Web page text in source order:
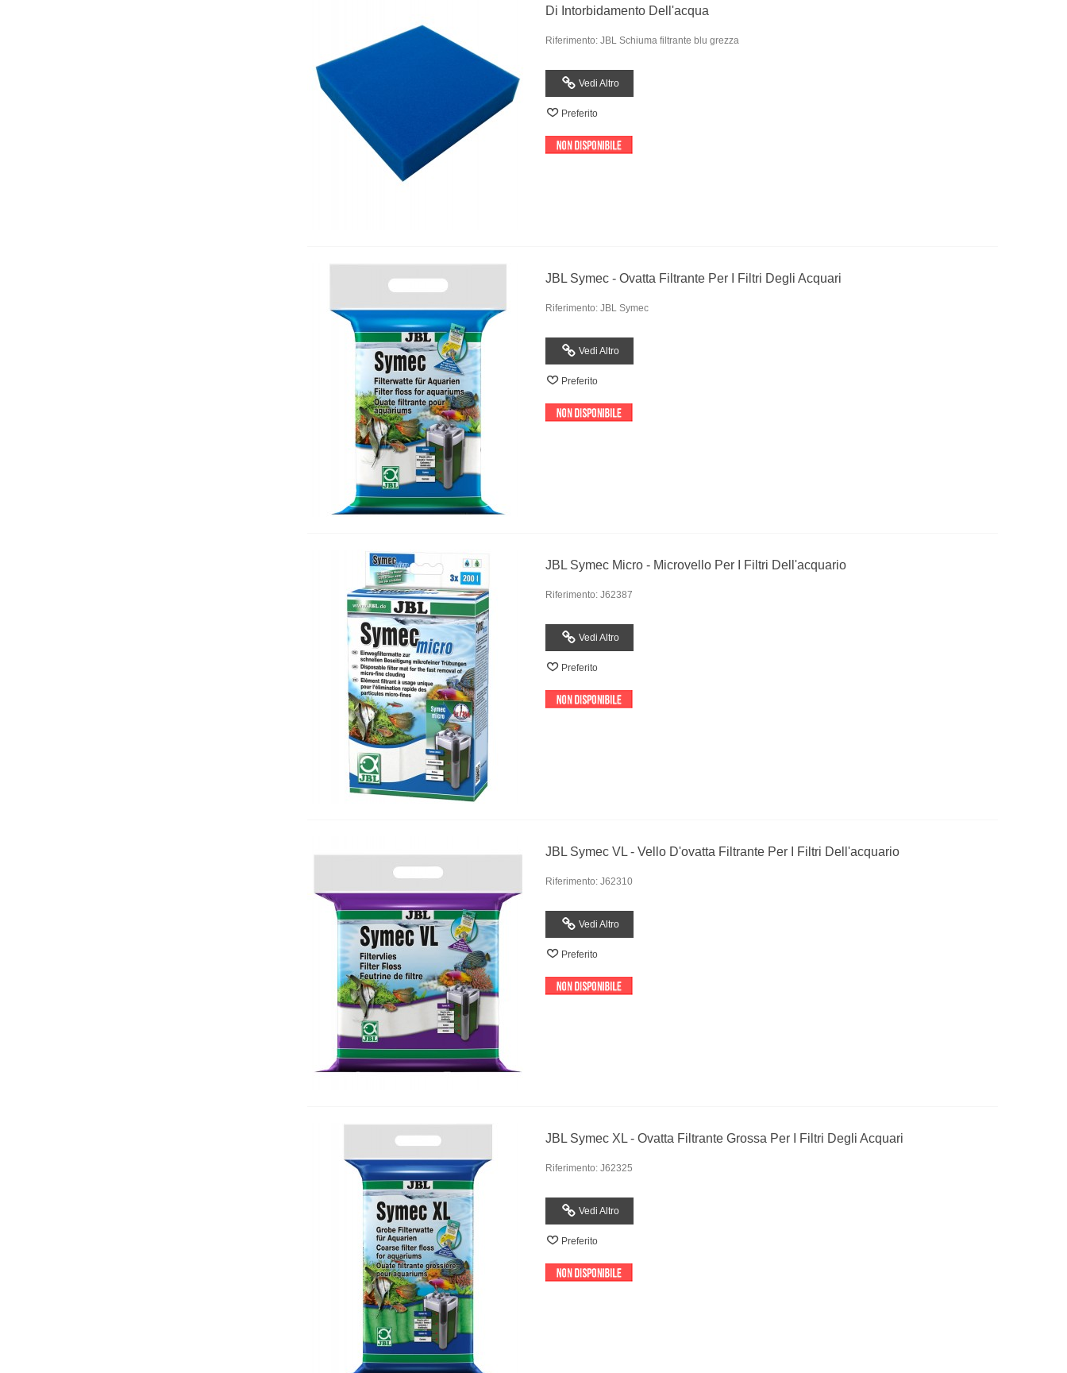
Di Intorbidamento Dell'acqua
Riferimento: JBL Schiuma filtrante blu grezza
Vedi Altro
Preferito
JBL Symec - Ovatta Filtrante Per I Filtri Degli Acquari
Riferimento: JBL Symec
Vedi Altro
Preferito
JBL Symec Micro - Microvello Per I Filtri Dell'acquario
Riferimento: J62387
Vedi Altro
Preferito
JBL Symec VL - Vello D'ovatta Filtrante Per I Filtri Dell'acquario
Riferimento: J62310
Vedi Altro
Preferito
JBL Symec XL - Ovatta Filtrante Grossa Per I Filtri Degli Acquari
Riferimento: J62325
Vedi Altro
Preferito